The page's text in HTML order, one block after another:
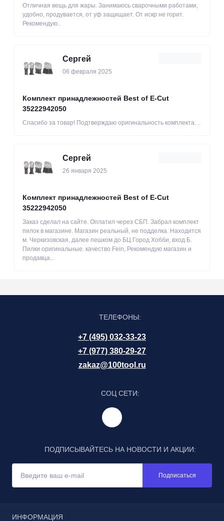
Отличная вещь для жары. Занимаюсь сварочными работами,
удобно, продувается, от уф защищает. От искр не горит.
Рекомендую..
Сергей
06 февраля 2025
Комплект принадлежностей Best of E-Cut
35222942050
Спасибо за товар! Подтверждаю оригинальность комплекта. ..
Сергей
26 января 2025
Комплект принадлежностей Best of E-Cut
35222942050
Заказ сделал на сайте. Оплатил через СБП. Забрал комплект
пилок в магазине. Магазин реальный, не подделка. Находится
м. Черкизовская, далее пешком до БЦ Город Хобби, вход Б.
Пилки оригинальные. качество Fein, Рекомендую магазин и
продавца...
ТЕЛЕФОНЫ:
+7 (495) 032-33-23
+7 (977) 380-29-27
zakaz@100tool.ru
СОЦ СЕТИ:
ПОДПИСЫВАЙТЕСЬ НА НОВОСТИ И АКЦИИ:
Подписаться
ИНФОРМАЦИЯ